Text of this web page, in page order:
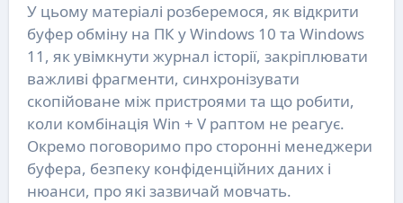
У цьому матеріалі розберемося, як відкрити
буфер обміну на ПК у Windows 10 та Windows
11, як увімкнути журнал історії, закріплювати
важливі фрагменти, синхронізувати
скопійоване між пристроями та що робити,
коли комбінація Win + V раптом не реагує.
Окремо поговоримо про сторонні менеджери
буфера, безпеку конфіденційних даних і
нюанси, про які зазвичай мовчать.